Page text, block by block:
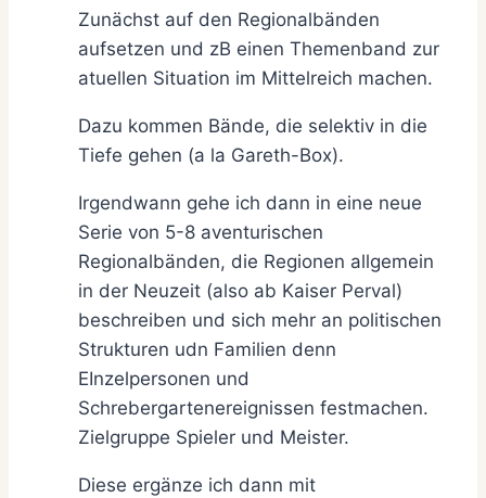
Zunächst auf den Regionalbänden
aufsetzen und zB einen Themenband zur
atuellen Situation im Mittelreich machen.
Dazu kommen Bände, die selektiv in die
Tiefe gehen (a la Gareth-Box).
Irgendwann gehe ich dann in eine neue
Serie von 5-8 aventurischen
Regionalbänden, die Regionen allgemein
in der Neuzeit (also ab Kaiser Perval)
beschreiben und sich mehr an politischen
Strukturen udn Familien denn
EInzelpersonen und
Schrebergartenereignissen festmachen.
Zielgruppe Spieler und Meister.
Diese ergänze ich dann mit